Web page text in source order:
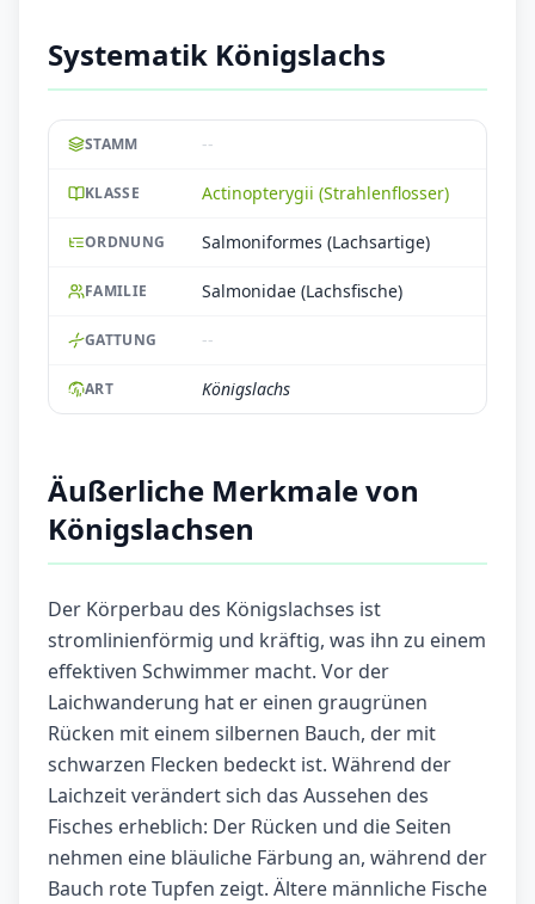
Systematik Königslachs
STAMM --
KLASSE Actinopterygii (Strahlenflosser)
ORDNUNG Salmoniformes (Lachsartige)
FAMILIE Salmonidae (Lachsfische)
GATTUNG --
ART Königslachs
Äußerliche Merkmale von
Königslachsen
Der Körperbau des Königslachses ist
stromlinienförmig und kräftig, was ihn zu einem
effektiven Schwimmer macht. Vor der
Laichwanderung hat er einen graugrünen
Rücken mit einem silbernen Bauch, der mit
schwarzen Flecken bedeckt ist. Während der
Laichzeit verändert sich das Aussehen des
Fisches erheblich: Der Rücken und die Seiten
nehmen eine bläuliche Färbung an, während der
Bauch rote Tupfen zeigt. Ältere männliche Fische